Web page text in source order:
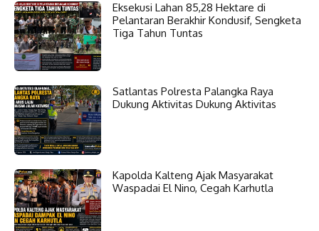
Eksekusi Lahan 85,28 Hektare di
Pelantaran Berakhir Kondusif, Sengketa
Tiga Tahun Tuntas
Satlantas Polresta Palangka Raya
Dukung Aktivitas Dukung Aktivitas
Kapolda Kalteng Ajak Masyarakat
Waspadai El Nino, Cegah Karhutla